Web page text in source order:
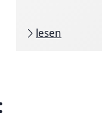
lesen